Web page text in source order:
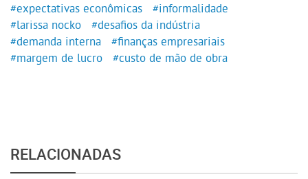
#expectativas econômicas
#informalidade
#larissa nocko
#desafios da indústria
#demanda interna
#finanças empresariais
#margem de lucro
#custo de mão de obra
RELACIONADAS